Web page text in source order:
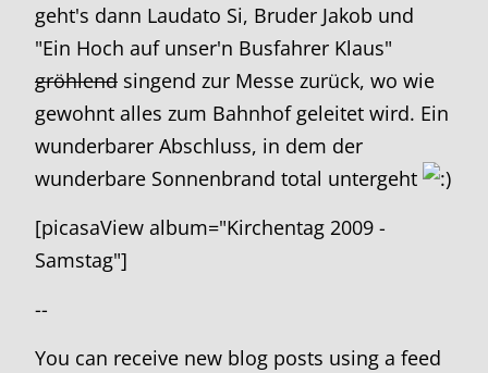
geht's dann Laudato Si, Bruder Jakob und
"Ein Hoch auf unser'n Busfahrer Klaus"
gröhlend singend zur Messe zurück, wo wie
gewohnt alles zum Bahnhof geleitet wird. Ein
wunderbarer Abschluss, in dem der
wunderbare Sonnenbrand total untergeht
[picasaView album="Kirchentag 2009 -
Samstag"]
--
You can receive new blog posts using a feed